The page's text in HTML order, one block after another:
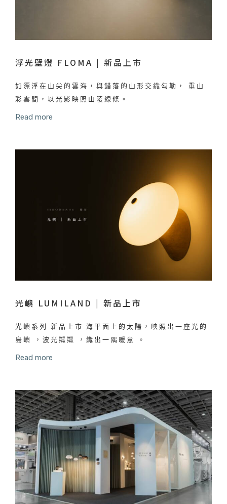
浮光壁燈 FLOMA | 新品上市
如漂浮在山尖的雲海，與錯落的山形交織勾勒， 重山
彩雲間，以光影映照山陵線條。
Read more
光嶼 LUMILAND | 新品上市
光嶼系列 新品上市 海平面上的太陽，映照出一座光的
島嶼 ，波光粼粼 ，織出一隅暖意 。
Read more